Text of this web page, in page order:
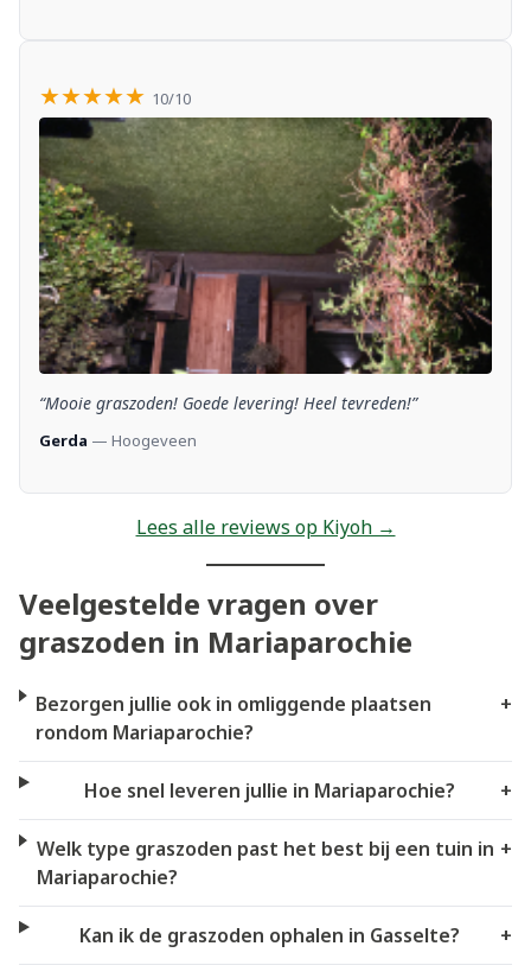
★★★★★ 10/10
“Mooie graszoden! Goede levering! Heel tevreden!”
Gerda — Hoogeveen
Lees alle reviews op Kiyoh →
Veelgestelde vragen over
graszoden in Mariaparochie
Bezorgen jullie ook in omliggende plaatsen
rondom Mariaparochie?
+
Hoe snel leveren jullie in Mariaparochie? +
Welk type graszoden past het best bij een tuin in
Mariaparochie?
+
Kan ik de graszoden ophalen in Gasselte? +